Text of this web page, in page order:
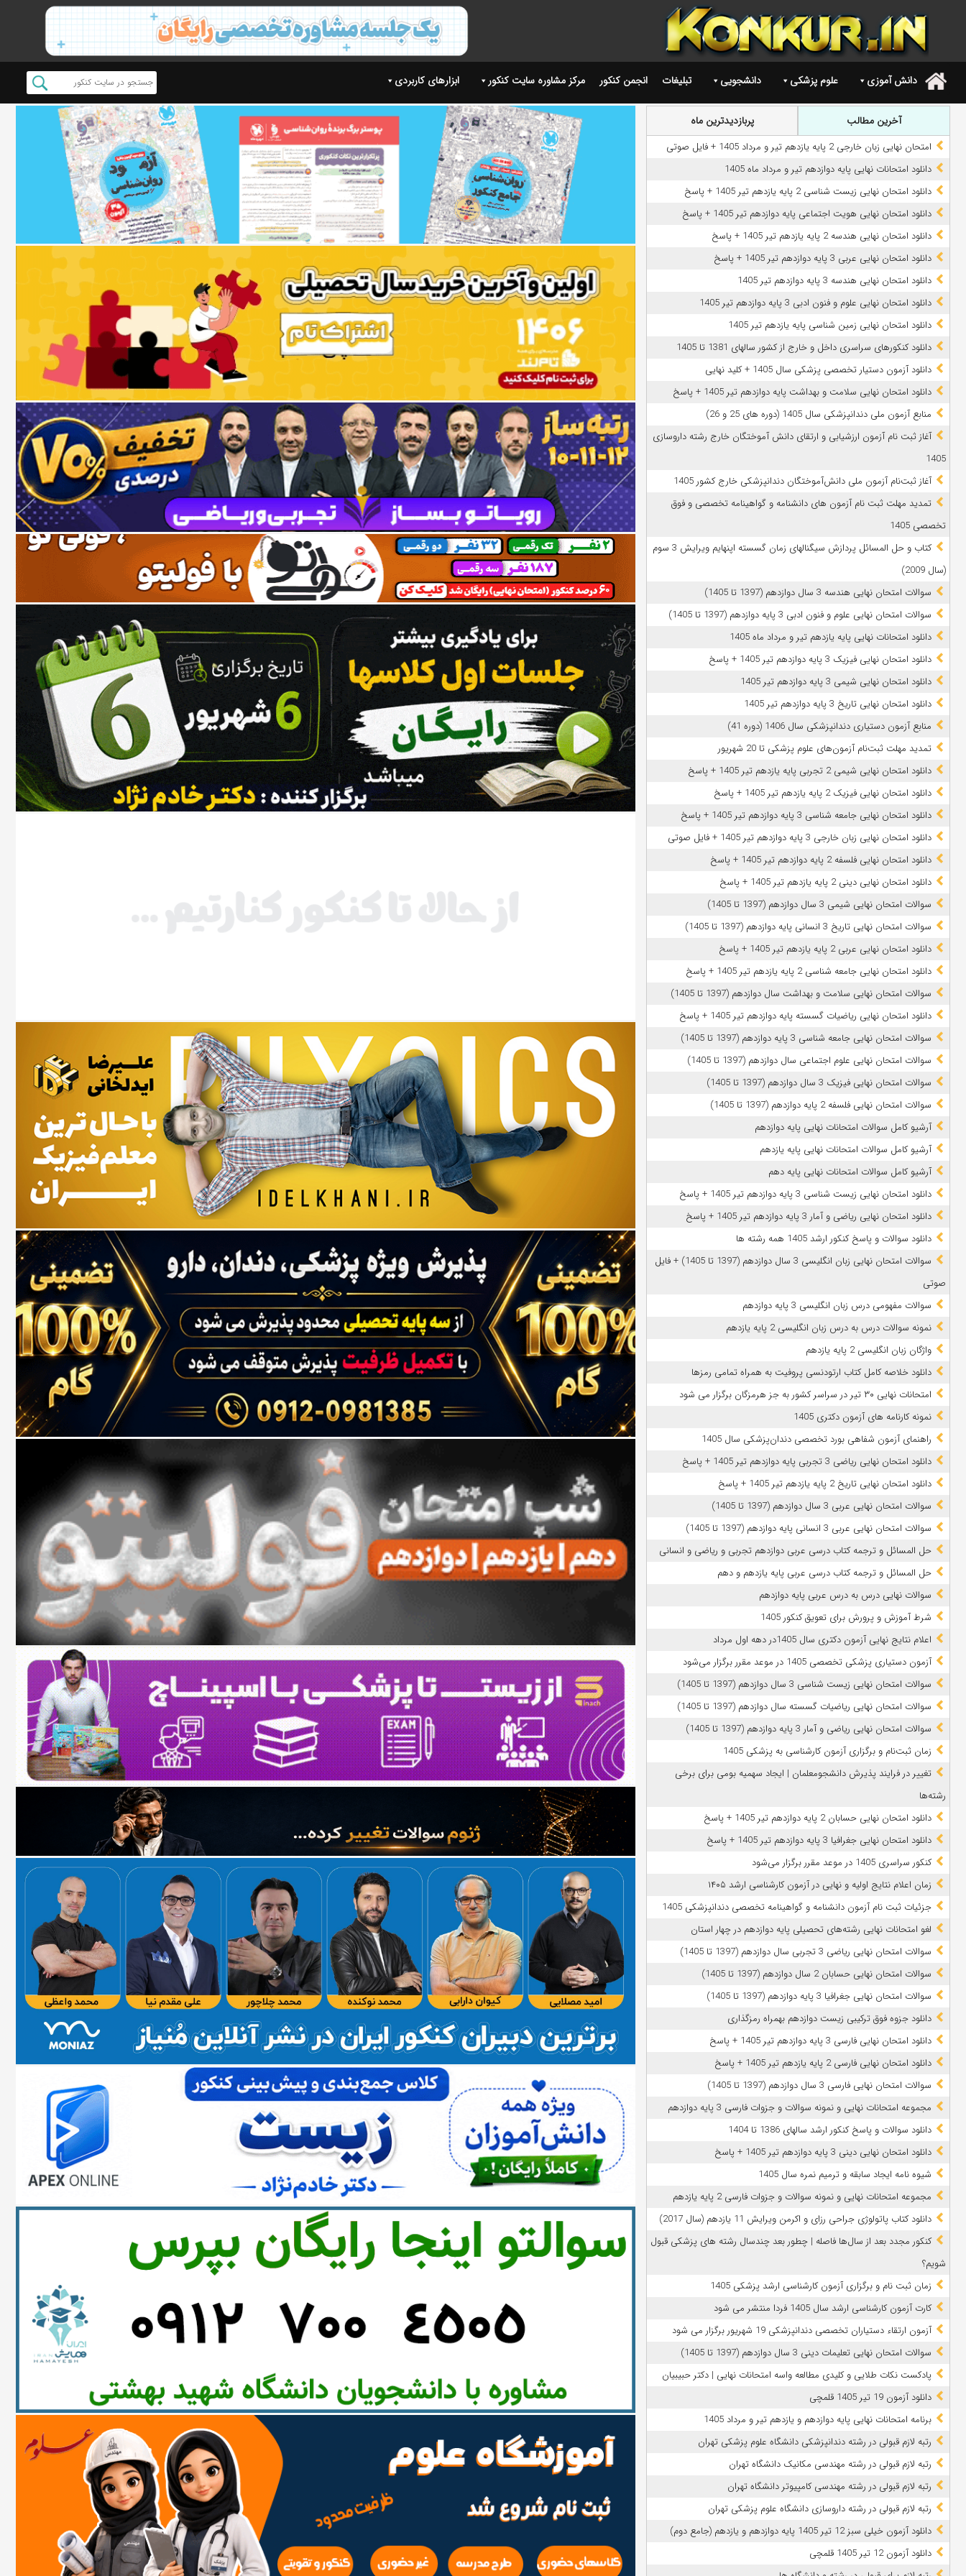
. دانش آموزی علوم پزشکی دانشجویی تبلیغات انجمن کنکور مرکز مشاوره سایت کنکور ابزارهای کاربردی
آخرین مطالب پربازدیدترین ماه
امتحان نهایی زبان خارجی 2 پایه یازدهم تیر و مرداد 1405 + فایل صوتی
دانلود امتحانات نهایی پایه دوازدهم تیر و مرداد ماه 1405
دانلود امتحان نهایی زیست شناسی 2 پایه یازدهم تیر 1405 + پاسخ
دانلود امتحان نهایی هویت اجتماعی پایه دوازدهم تیر 1405 + پاسخ
دانلود امتحان نهایی هندسه 2 پایه یازدهم تیر 1405 + پاسخ
دانلود امتحان نهایی عربی 3 پایه دوازدهم تیر 1405 + پاسخ
دانلود امتحان نهایی هندسه 3 پایه دوازدهم تیر 1405
دانلود امتحان نهایی علوم و فنون ادبی 3 پایه دوازدهم تیر 1405
دانلود امتحان نهایی زمین شناسی پایه یازدهم تیر 1405
دانلود کنکورهای سراسری داخل و خارج از کشور سالهای 1381 تا 1405
دانلود آزمون دستیار تخصصی پزشکی سال 1405 + کلید نهایی
دانلود امتحان نهایی سلامت و بهداشت پایه دوازدهم تیر 1405 + پاسخ
ﻣﻨﺎﺑﻊ آزﻣﻮن ﻣﻠﯽ دندانپزشکی سال 1405 (دوره های 25 و 26)
آغاز ثبت نام آزمون‌ ارزشیابی و ارتقای دانش آموختگان خارج رشته داروسازی
1405
آغاز ثبت‌نام آزمون ملی دانش‌آموختگان دندانپزشکی خارج کشور 1405
تمدید مهلت ثبت نام آزمون های دانشنامه و گواهینامه تخصصی و فوق
تخصصی 1405
کتاب و حل المسائل پردازش سیگنالهای زمان گسسته اپنهایم ویرایش 3 سوم
(سال 2009)
سوالات امتحان نهایی هندسه 3 سال دوازدهم (1397 تا 1405)
سوالات امتحان نهایی علوم و فنون ادبی 3 پایه دوازدهم (1397 تا 1405)
دانلود امتحانات نهایی پایه یازدهم تیر و مرداد ماه 1405
دانلود امتحان نهایی فیزیک 3 پایه دوازدهم تیر 1405 + پاسخ
دانلود امتحان نهایی شیمی 3 پایه دوازدهم تیر 1405
دانلود امتحان نهایی تاریخ 3 پایه دوازدهم تیر 1405
منابع آزمون دستیاری دندانپزشکی سال 1406 (دوره 41)
تمدید مهلت ثبت‌نام آزمون‌های علوم پزشکی تا 20 شهریور
دانلود امتحان نهایی شیمی 2 تجربی پایه یازدهم تیر 1405 + پاسخ
دانلود امتحان نهایی فیزیک 2 پایه یازدهم تیر 1405 + پاسخ
دانلود امتحان نهایی جامعه شناسی 3 پایه دوازدهم تیر 1405 + پاسخ
دانلود امتحان نهایی زبان خارجی 3 پایه دوازدهم تیر 1405 + فایل صوتی
دانلود امتحان نهایی فلسفه 2 پایه دوازدهم تیر 1405 + پاسخ
دانلود امتحان نهایی دینی 2 پایه یازدهم تیر 1405 + پاسخ
سوالات امتحان نهایی شیمی 3 سال دوازدهم (1397 تا 1405)
سوالات امتحان نهایی تاریخ 3 انسانی پایه دوازدهم (1397 تا 1405)
دانلود امتحان نهایی عربی 2 پایه یازدهم تیر 1405 + پاسخ
دانلود امتحان نهایی جامعه شناسی 2 پایه یازدهم تیر 1405 + پاسخ
سوالات امتحان نهایی سلامت و بهداشت سال دوازدهم (1397 تا 1405)
دانلود امتحان نهایی ریاضیات گسسته پایه دوازدهم تیر 1405 + پاسخ
سوالات امتحان نهایی جامعه شناسی 3 پایه دوازدهم (1397 تا 1405)
سوالات امتحان نهایی علوم اجتماعی سال دوازدهم (1397 تا 1405)
سوالات امتحان نهایی فیزیک 3 سال دوازدهم (1397 تا 1405)
سوالات امتحان نهایی فلسفه 2 پایه دوازدهم (1397 تا 1405)
آرشیو کامل سوالات امتحانات نهایی پایه دوازدهم
آرشیو کامل سوالات امتحانات نهایی پایه یازدهم
آرشیو کامل سوالات امتحانات نهایی پایه دهم
دانلود امتحان نهایی زیست شناسی 3 پایه دوازدهم تیر 1405 + پاسخ
دانلود امتحان نهایی ریاضی و آمار 3 پایه دوازدهم تیر 1405 + پاسخ
دانلود سوالات و پاسخ کنکور ارشد 1405 همه رشته ها
سوالات امتحان نهایی زبان انگلیسی 3 سال دوازدهم (1397 تا 1405) + فایل
صوتی
سوالات مفهومی درس زبان انگلیسی 3 پایه دوازدهم
نمونه سوالات درس به درس زبان انگلیسی 2 پایه یازدهم
واژگان زبان انگلیسی 2 پایه یازدهم
دانلود خلاصه کامل کتاب ارتودنسی پروفیت به همراه تمامی رمزها
امتحانات نهایی ۳۰ تیر در سراسر کشور به جز هرمزگان برگزار می شود
نمونه کارنامه های آزمون دکتری 1405
راهنمای آزمون شفاهی بورد تخصصی دندان‌پزشکی سال 1405
دانلود امتحان نهایی ریاضی 3 تجربی پایه دوازدهم تیر 1405 + پاسخ
دانلود امتحان نهایی تاریخ 2 پایه یازدهم تیر 1405 + پاسخ
سوالات امتحان نهایی عربی 3 سال دوازدهم (1397 تا 1405)
سوالات امتحان نهایی عربی 3 انسانی پایه دوازدهم (1397 تا 1405)
حل المسائل و ترجمه کتاب درسی عربی دوازدهم تجربی و ریاضی و انسانی
حل المسائل و ترجمه کتاب درسی عربی پایه یازدهم و دهم
سوالات نهایی درس به درس عربی پایه دوازدهم
شرط آموزش و پرورش برای تعویق کنکور 1405
اعلام نتایج نهایی آزمون دکتری سال 1405در دهه اول مرداد
آزمون دستیاری پزشکی تخصصی 1405 در موعد مقرر برگزار می‌شود
سوالات امتحان نهایی زیست شناسی 3 سال دوازدهم (1397 تا 1405)
سوالات امتحان نهایی ریاضیات گسسته سال دوازدهم (1397 تا 1405)
سوالات امتحان نهایی ریاضی و آمار 3 پایه دوازدهم (1397 تا 1405)
زمان ثبت‌نام و برگزاری آزمون کارشناسی به پزشکی 1405
تغییر در فرایند پذیرش دانشجومعلمان | ایجاد سهمیه بومی برای برخی
رشته‌ها
دانلود امتحان نهایی حسابان 2 پایه دوازدهم تیر 1405 + پاسخ
دانلود امتحان نهایی جغرافیا 3 پایه دوازدهم تیر 1405 + پاسخ
کنکور سراسری 1405 در موعد مقرر برگزار می‌شود
زمان اعلام نتایج اولیه و نهایی در آزمون کارشناسی ارشد ۱۴۰۵
جزئیات ثبت نام آزمون دانشنامه و گواهینامه تخصصی دندانپزشکی 1405
لغو امتحانات نهایی رشته‌های تحصیلی پایه دوازدهم در چهار استان
سوالات امتحان نهایی ریاضی 3 تجربی سال دوازدهم (1397 تا 1405)
سوالات امتحان نهایی حسابان 2 سال دوازدهم (1397 تا 1405)
سوالات امتحان نهایی جغرافیا 3 پایه دوازدهم (1397 تا 1405)
دانلود جزوه فوق ترکیبی زیست دوازدهم بهمراه رمزگذاری
دانلود امتحان نهایی فارسی 3 پایه دوازدهم تیر 1405 + پاسخ
دانلود امتحان نهایی فارسی 2 پایه یازدهم تیر 1405 + پاسخ
سوالات امتحان نهایی فارسی 3 سال دوازدهم (1397 تا 1405)
مجموعه امتحانات نهایی و نمونه سوالات و جزوات فارسی 3 پایه دوازدهم
دانلود سوالات و پاسخ کنکور ارشد سالهای 1386 تا 1404
دانلود امتحان نهایی دینی 3 پایه دوازدهم تیر 1405 + پاسخ
شیوه نامه ایجاد سابقه و ترمیم نمره سال 1405
مجموعه امتحانات نهایی و نمونه سوالات و جزوات فارسی 2 پایه یازدهم
دانلود کتاب پاتولوژی جراحی رزای و اکرمن ویرایش 11 یازدهم (سال 2017)
کنکور مجدد بعد از سال‌ها فاصله | چطور بعد چندسال رشته‌ های پزشکی قبول
شویم؟
زمان ثبت نام و برگزاری آزمون کارشناسی ارشد پزشکی 1405
کارت آزمون کارشناسی ارشد سال 1405 فردا منتشر می شود
آزمون ارتقاء دستیاران تخصصی دندانپزشکی 19 شهریور برگزار می شود
سوالات امتحان نهایی تعلیمات دینی 3 سال دوازدهم (1397 تا 1405)
پادکست نکات طلایی و کلیدی مطالعه واسه امتحانات نهایی | دکتر حبیبیان
دانلود آزمون 19 تیر 1405 قلمچی
برنامه امتحانات نهایی پایه دوازدهم و یازدهم تیر و مرداد 1405
رتبه لازم قبولی در رشته دندانپزشکی دانشگاه علوم پزشکی تهران
رتبه لازم قبولی در رشته مهندسی مکانیک دانشگاه تهران
رتبه لازم قبولی در رشته مهندسی کامپیوتر دانشگاه تهران
رتبه لازم قبولی در رشته داروسازی دانشگاه علوم پزشکی تهران
دانلود آزمون خیلی سبز 12 تیر 1405 پایه دوازدهم و یازدهم (جامع دوم)
دانلود آزمون 12 تیر 1405 قلمچی